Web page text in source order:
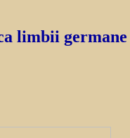
limbii germane